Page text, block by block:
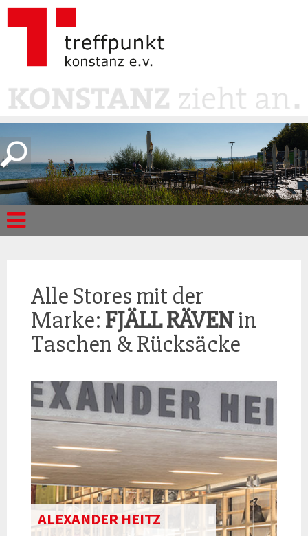
Alle Stores mit der
Marke: FJÄLL RÄVENin
Taschen & Rücksäcke
ALEXANDER HEITZ